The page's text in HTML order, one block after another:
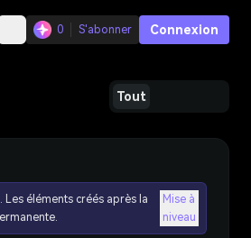
0 S'abonner Connexion
Tout
éléments créés après la
Mise à
niveau